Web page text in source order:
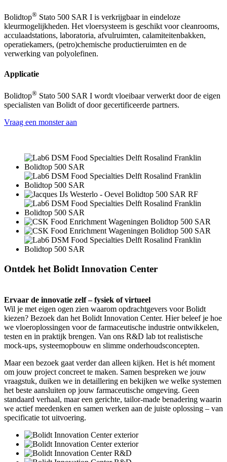
Bolidtop® Stato 500 SAR I is verkrijgbaar in eindeloze
kleurmogelijkheden. Het vloersysteem is geschikt voor cleanrooms,
acculaadstations, laboratoria, afvulruimten, calamiteitenbakken,
operatiekamers, (petro)chemische productieruimten en de
verwerking van polyolefinen.
Applicatie
Bolidtop® Stato 500 SAR I wordt vloeibaar verwerkt door de eigen
specialisten van Bolidt of door gecertificeerde partners.
Vraag een monster aan
Ontdek het Bolidt Innovation Center
Ervaar de innovatie zelf – fysiek of virtueel
Wil je met eigen ogen zien waarom opdrachtgevers voor Bolidt
kiezen? Bezoek dan het Bolidt Innovation Center. Hier beleef je hoe
we vloeroplossingen voor de farmaceutische industrie ontwikkelen,
testen en in praktijk brengen. Van ons R&D lab tot realistische
mock-ups, systeemopbouw en slimme onderhoudsconcepten.
Maar een bezoek gaat verder dan alleen kijken. Het is hét moment
om jouw project concreet te maken. Samen bespreken we jouw
vraagstuk, duiken we in detaillering en bekijken we welke systemen
het beste aansluiten op jouw farmaceutische omgeving. Geen
standaard verhaal, maar een gerichte, tailor-made benadering waarin
we actief meedenken en samen werken aan de juiste oplossing – van
specificatie tot uitvoering.